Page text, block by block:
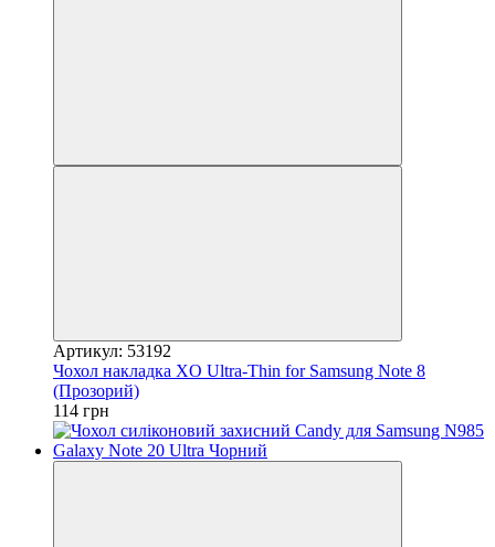
Артикул: 53192
Чохол накладка XO Ultra-Thin for Samsung Note 8
(Прозорий)
114 грн